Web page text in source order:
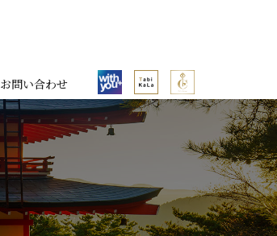
お問い合わせ